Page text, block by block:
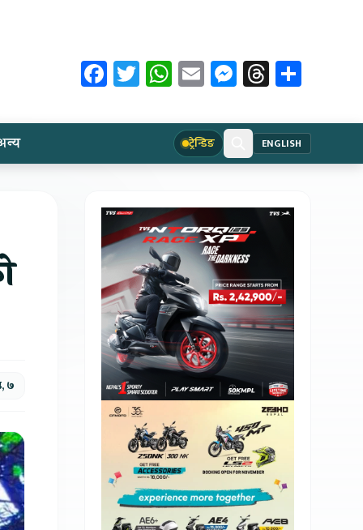
Facebook
Twitter
WhatsApp
EmailMessenger
Threads
ट्रेन्डिङ ENGLISH
७